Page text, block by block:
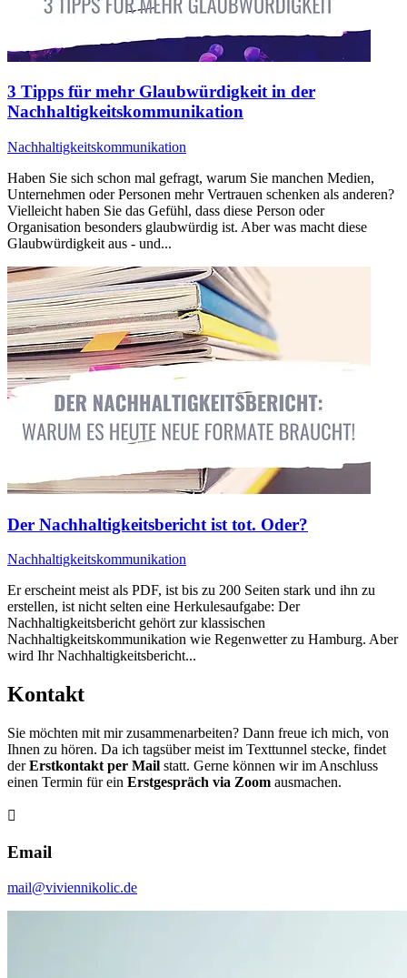
3 Tipps für mehr Glaubwürdigkeit in der
Nachhaltigkeitskommunikation
Nachhaltigkeitskommunikation
Haben Sie sich schon mal gefragt, warum Sie manchen Medien,
Unternehmen oder Personen mehr Vertrauen schenken als anderen?
Vielleicht haben Sie das Gefühl, dass diese Person oder
Organisation besonders glaubwürdig ist. Aber was macht diese
Glaubwürdigkeit aus - und...
Der Nachhaltigkeitsbericht ist tot. Oder?
Nachhaltigkeitskommunikation
Er erscheint meist als PDF, ist bis zu 200 Seiten stark und ihn zu
erstellen, ist nicht selten eine Herkulesaufgabe: Der
Nachhaltigkeitsbericht gehört zur klassischen
Nachhaltigkeitskommunikation wie Regenwetter zu Hamburg. Aber
wird Ihr Nachhaltigkeitsbericht...
Kontakt
Sie möchten mit mir zusammenarbeiten? Dann freue ich mich, von
Ihnen zu hören. Da ich tagsüber meist im Texttunnel stecke, findet
derErstkontakt per Mail statt. Gerne können wir im Anschluss
einen Termin für ein Erstgespräch via Zoom ausmachen.

Email
mail@viviennikolic.de